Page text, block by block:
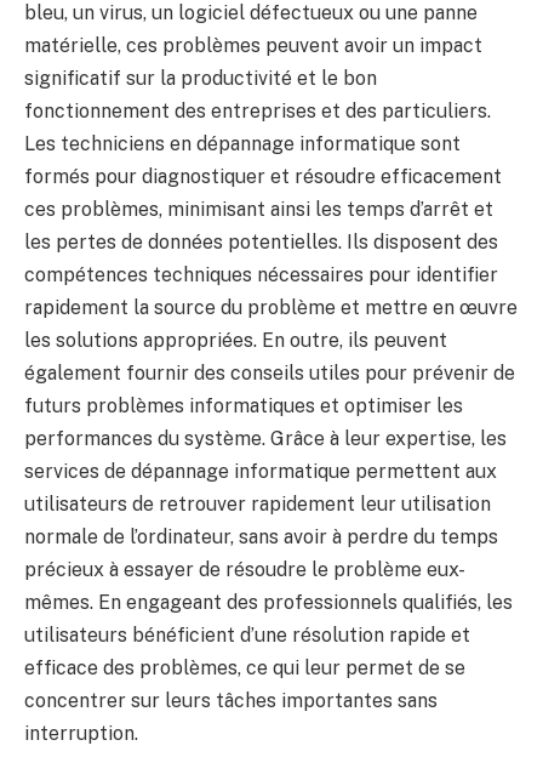
bleu, un virus, un logiciel défectueux ou une panne
matérielle, ces problèmes peuvent avoir un impact
significatif sur la productivité et le bon
fonctionnement des entreprises et des particuliers.
Les techniciens en dépannage informatique sont
formés pour diagnostiquer et résoudre efficacement
ces problèmes, minimisant ainsi les temps d’arrêt et
les pertes de données potentielles. Ils disposent des
compétences techniques nécessaires pour identifier
rapidement la source du problème et mettre en œuvre
les solutions appropriées. En outre, ils peuvent
également fournir des conseils utiles pour prévenir de
futurs problèmes informatiques et optimiser les
performances du système. Grâce à leur expertise, les
services de dépannage informatique permettent aux
utilisateurs de retrouver rapidement leur utilisation
normale de l’ordinateur, sans avoir à perdre du temps
précieux à essayer de résoudre le problème eux-
mêmes. En engageant des professionnels qualifiés, les
utilisateurs bénéficient d’une résolution rapide et
efficace des problèmes, ce qui leur permet de se
concentrer sur leurs tâches importantes sans
interruption.